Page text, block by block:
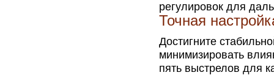
регулировок для
Точная
Достигните
минимизировать
пять выстрелов для